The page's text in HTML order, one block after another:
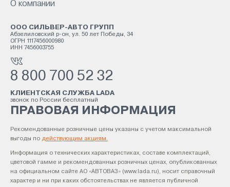
О компании
ООО СИЛЬВЕР-АВТО ГРУПП
Абзелиловский р-он, ул. 50 лет Победы, 34
ОГРН 1117456000980
ИНН 7456003755
8 800 700 52 32
КЛИЕНТСКАЯ СЛУЖБА LADA
звонок по России бесплатный
ПРАВОВАЯ ИНФОРМАЦИЯ
Рекомендованные розничные цены указаны с учетом максимальной
выгоды по действующим акциям.
Информация о технических характеристиках, составе комплектаций,
цветовой гамме и рекомендованных розничных ценах, опубликованных
на официальном сайте АО «АВТОВАЗ» (www.lada.ru), носит справочный
характер и ни при каких обстоятельствах не является публичной